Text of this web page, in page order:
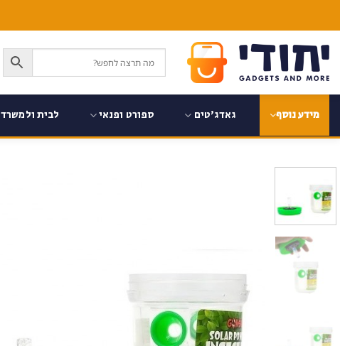
content
מידע נוסף גאדג'טים ספורט ופנאי לבית ולמשרד